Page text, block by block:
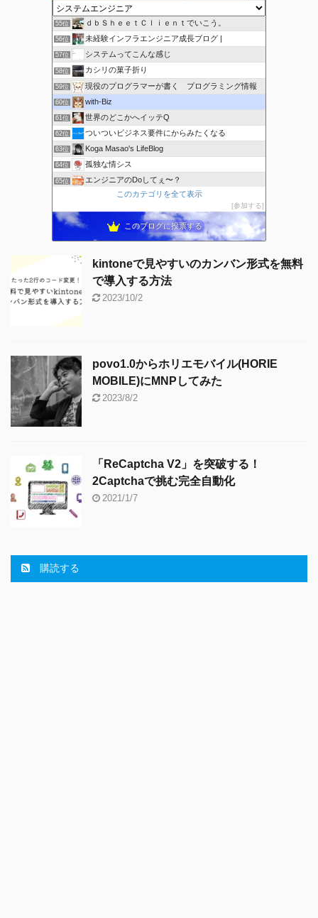
54位 Emuのアメリカ西海岸 オフィス奮闘記
55位 ｄｂＳｈｅｅｔＣｌｉｅｎｔでいこう。
56位 未経験インフラエンジニア成長ブログ |
57位 システムってこんな感じ
58位 カシリの菓子折り
59位 現役のプログラマーが書く プログラミング情報
60位 with-Biz
61位 世界のどこかへイッテQ
62位 ついついビジネス要件にからみたくなる
63位 Koga Masao's LifeBlog
64位 孤独な情シス
65位 エンジニアのDoしてぇ〜？
Sassyブログ
67位 IT小僧の時事放談
このカテゴリを全て表示
参加する
このブログに投票する
kintoneで見やすいのカンバン形式を無料
で導入する方法
2023/10/2
povo1.0からホリエモバイル(HORIE
MOBILE)にMNPしてみた
2023/8/2
「ReCaptcha V2」を突破する！
2Captchaで挑む完全自動化
2021/1/7
購読する